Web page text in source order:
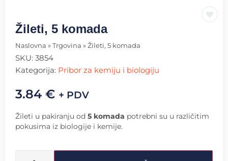
Žileti, 5 komada
Naslovna » Trgovina » Žileti, 5 komada
SKU: 3854
Kategorija: Pribor za kemiju i biologiju
3.84 € + PDV
Žileti u pakiranju od 5 komada potrebni su u različitim
pokusima iz biologije i kemije.